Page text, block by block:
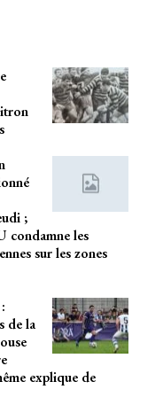
;
condamne les
sur les zones
de la
explique de